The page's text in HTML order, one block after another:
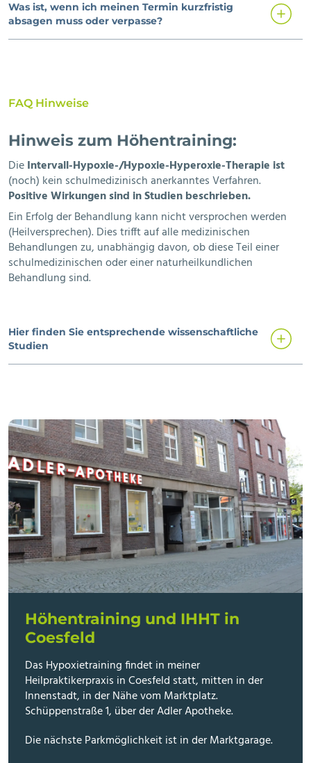
Was ist, wenn ich meinen Termin kurzfristig
absagen muss oder verpasse?
FAQ Hinweise
Hinweis zum Höhentraining:
DieIntervall-Hypoxie-/Hypoxie-Hyperoxie-Therapie ist
(noch) kein schulmedizinisch anerkanntes Verfahren.
Positive Wirkungen sind in Studien beschrieben.
Ein Erfolg der Behandlung kann nicht versprochen werden
(Heilversprechen). Dies trifft auf alle medizinischen
Behandlungen zu, unabhängig davon, ob diese Teil einer
schulmedizinischen oder einer naturheilkundlichen
Behandlung sind.
Hier finden Sie entsprechende wissenschaftliche
Studien
Höhentraining und IHHT in
Coesfeld
Das Hypoxietraining findet in meiner
Heilpraktikerpraxis in Coesfeld statt, mitten in der
Innenstadt, in der Nähe vom Marktplatz.
Schüppenstraße 1, über der Adler Apotheke.
Die nächste Parkmöglichkeit ist in der Marktgarage.